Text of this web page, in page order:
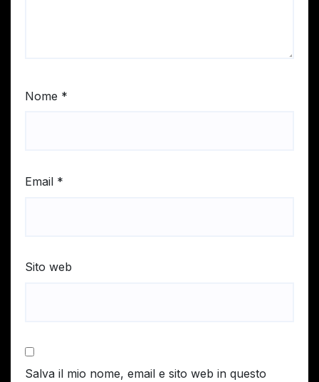
Nome *
Email *
Sito web
Salva il mio nome, email e sito web in questo